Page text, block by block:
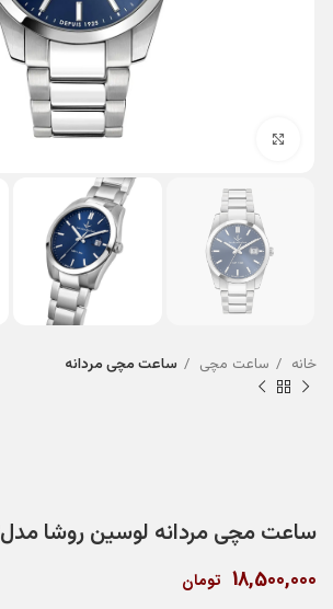
خانه ساعت مچی ساعت مچی مردانه
ساعت مچی مردانه لوسین روشا مدلR0453114002
18,500,000 تومان